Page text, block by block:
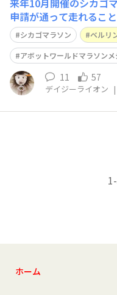
来年10月開催のシカゴ
申請が通って走れるこ
今年9月ベルリンマラソン
「タイム予選枠」で申
ンの目標タイムを定め
シカゴマラソン
ベルリ
アボットワールドマラソンメ
11 57
デイジーライオン |
ホーム